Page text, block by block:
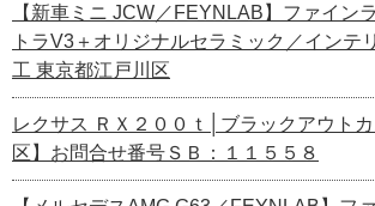
【新車ミニ JCW／FEYNLAB】ファイン
トラV3＋オリジナルセラミック／インテ
工 東京都江戸川区
レクサス ＲＸ２００ｔ│ブラックアウト
区】お問合せ番号ＳＢ：１１５５８